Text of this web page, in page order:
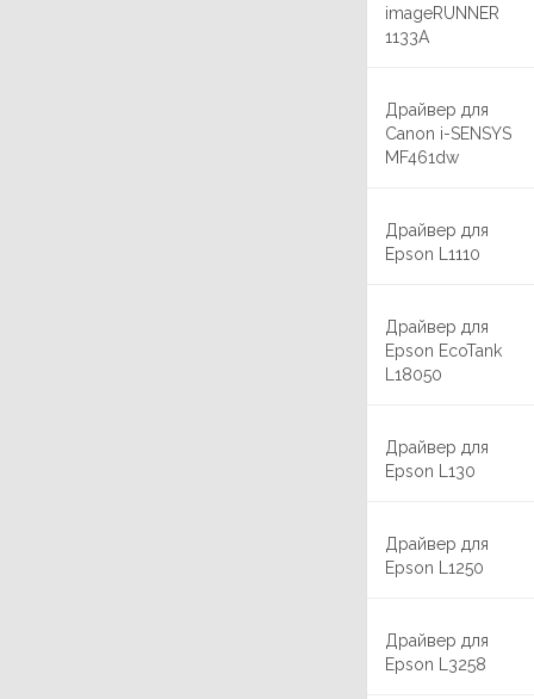
imageRUNNER
1133A
Драйвер для
Canon i-SENSYS
MF461dw
Драйвер для
Epson L1110
Драйвер для
Epson EcoTank
L18050
Драйвер для
Epson L130
Драйвер для
Epson L1250
Драйвер для
Epson L3258